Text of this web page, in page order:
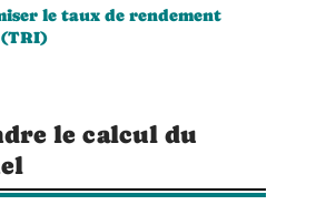
le taux de rendement
le calcul du